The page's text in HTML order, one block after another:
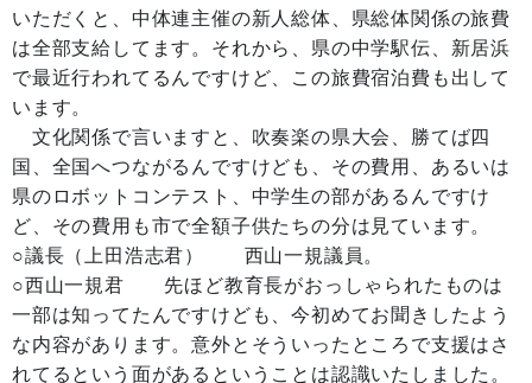
いただくと、中体連主催の新人総体、県総体関係の旅費
は全部支給してます。それから、県の中学駅伝、新居浜
で最近行われてるんですけど、この旅費宿泊費も出して
います。
文化関係で言いますと、吹奏楽の県大会、勝てば四
国、全国へつながるんですけども、その費用、あるいは
県のロボットコンテスト、中学生の部があるんですけ
ど、その費用も市で全額子供たちの分は見ています。
○議長（上田浩志君） 西山一規議員。
○西山一規君 先ほど教育長がおっしゃられたものは
一部は知ってたんですけども、今初めてお聞きしたよう
な内容があります。意外とそういったところで支援はさ
れてるという面があるということは認識いたしました。